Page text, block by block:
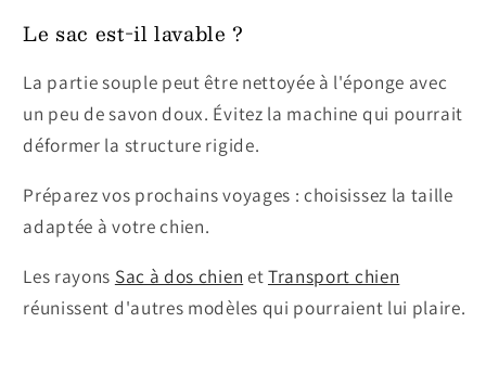
Le sac est-il lavable ?
La partie souple peut être nettoyée à l'éponge avec
un peu de savon doux. Évitez la machine qui pourrait
déformer la structure rigide.
Préparez vos prochains voyages : choisissez la taille
adaptée à votre chien.
Les rayons Sac à dos chien etTransport chien
réunissent d'autres modèles qui pourraient lui plaire.